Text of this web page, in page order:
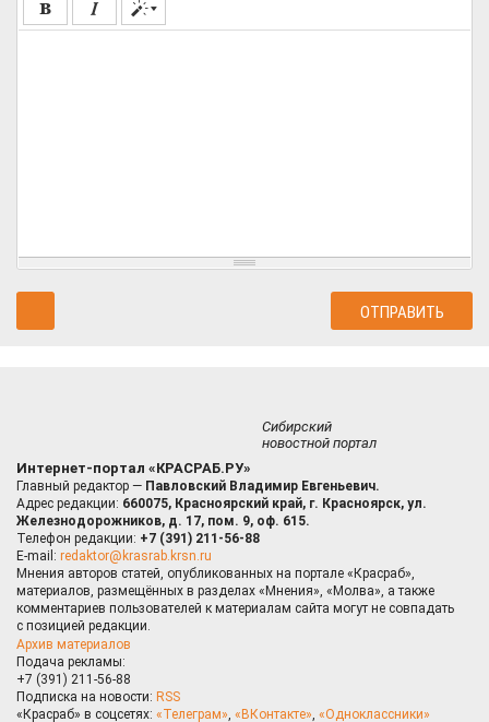
Сибирский
новостной портал
Интернет-портал «КРАСРАБ.РУ»
Главный редактор — Павловский Владимир Евгеньевич.
Адрес редакции: 660075, Красноярский край, г. Красноярск, ул.
Железнодорожников, д. 17, пом. 9, оф. 615.
Телефон редакции: +7 (391) 211-56-88
E-mail: redaktor@krasrab.krsn.ru
Мнения авторов статей, опубликованных на портале «Красраб»,
материалов, размещённых в разделах «Мнения», «Молва», а также
комментариев пользователей к материалам сайта могут не совпадать
с позицией редакции.
Архив материалов
Подача рекламы:
+7 (391) 211-56-88
Подписка на новости: RSS
«Красраб» в соцсетях: «Телеграм», «ВКонтакте», «Одноклассники»